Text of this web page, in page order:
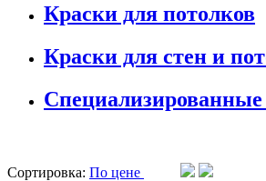
Краски для потолков
Краски для стен и
Сортировка: По цене